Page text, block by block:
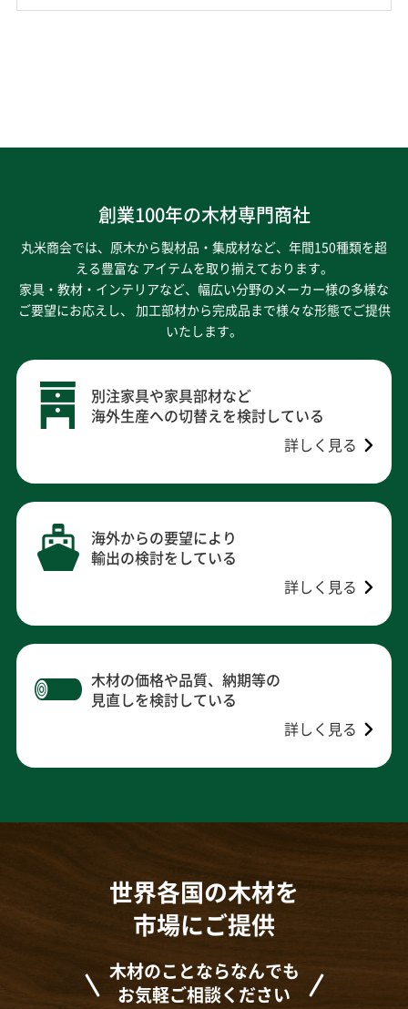
創業100年の木材専門商社
丸米商会では、原木から製材品・集成材など、年間150種類を超
える豊富な アイテムを取り揃えております。
家具・教材・インテリアなど、幅広い分野のメーカー様の多様な
ご要望にお応えし、
加工部材から完成品まで様々な形態でご提供
いたします。
別注家具や家具部材など
海外生産への切替えを検討している
詳しく見る
海外からの要望により
輸出の検討をしている
詳しく見る
木材の価格や品質、納期等の
見直しを検討している
詳しく見る
世界各国の木材を
市場にご提供
木材のことならなんでも
お気軽ご相談ください